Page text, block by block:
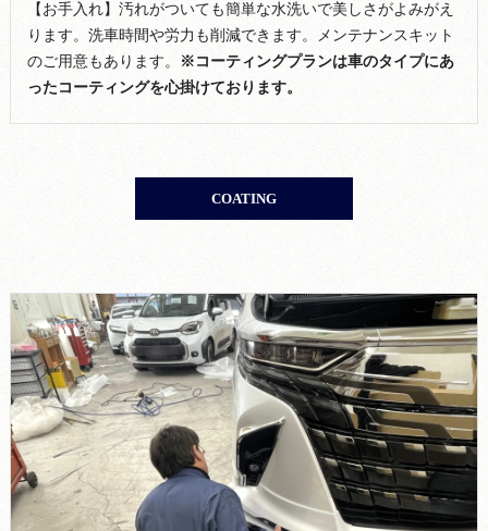
【お手入れ】汚れがついても簡単な水洗いで美しさがよみがえ
ります。洗車時間や労力も削減できます。メンテナンスキット
のご用意もあります。
※コーティングプランは車のタイプにあ
ったコーティングを心掛けております。
COATING